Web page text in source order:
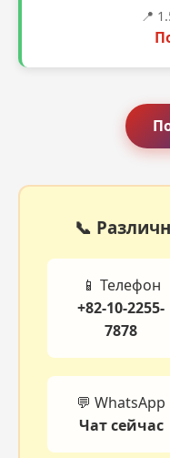
📍
📞
📱 Телефон
+82-10-2255-
7878
💬 WhatsApp
Чат сейчас